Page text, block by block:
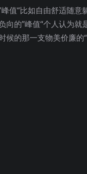
值“比如自由舒适随意
的”峰值“个人认为就
候的那一支物美价廉的